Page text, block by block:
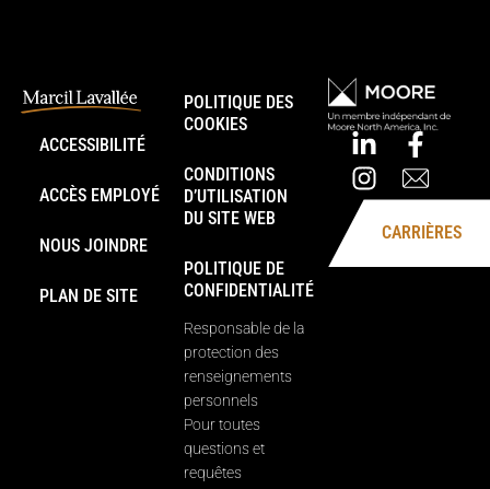
ACCESSIBILITÉ
ACCÈS EMPLOYÉ
NOUS JOINDRE
PLAN DE SITE
POLITIQUE DES
COOKIES
CONDITIONS
D’UTILISATION
DU SITE WEB
POLITIQUE DE
CONFIDENTIALITÉ
Responsable de la
protection des
renseignements
personnels
Pour toutes
questions et
requêtes
CARRIÈRES